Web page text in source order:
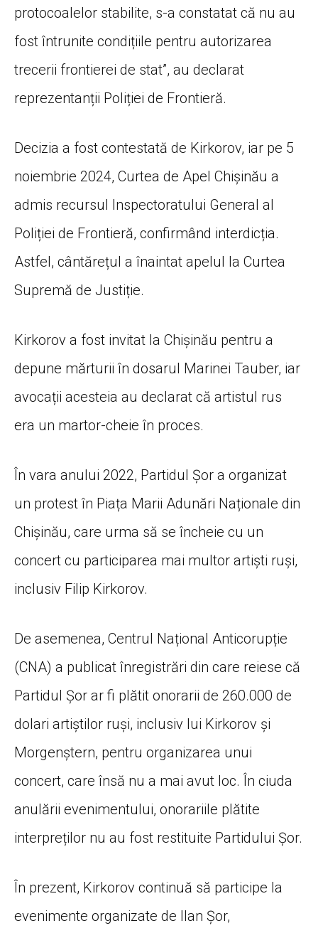
protocoalelor stabilite, s-a constatat că nu au
fost întrunite condițiile pentru autorizarea
trecerii frontierei de stat”, au declarat
reprezentanții Poliției de Frontieră.
Decizia a fost contestată de Kirkorov, iar pe 5
noiembrie 2024, Curtea de Apel Chișinău a
admis recursul Inspectoratului General al
Poliției de Frontieră, confirmând interdicția.
Astfel, cântărețul a înaintat apelul la Curtea
Supremă de Justiție.
Kirkorov a fost invitat la Chișinău pentru a
depune mărturii în dosarul Marinei Tauber, iar
avocații acesteia au declarat că artistul rus
era un martor-cheie în proces.
În vara anului 2022, Partidul Șor a organizat
un protest în Piața Marii Adunări Naționale din
Chișinău, care urma să se încheie cu un
concert cu participarea mai multor artiști ruși,
inclusiv Filip Kirkorov.
De asemenea, Centrul Național Anticorupție
(CNA) a publicat înregistrări din care reiese că
Partidul Șor ar fi plătit onorarii de 260.000 de
dolari artiștilor ruși, inclusiv lui Kirkorov și
Morgenștern, pentru organizarea unui
concert, care însă nu a mai avut loc. În ciuda
anulării evenimentului, onorariile plătite
interpreților nu au fost restituite Partidului Șor.
În prezent, Kirkorov continuă să participe la
evenimente organizate de Ilan Șor,